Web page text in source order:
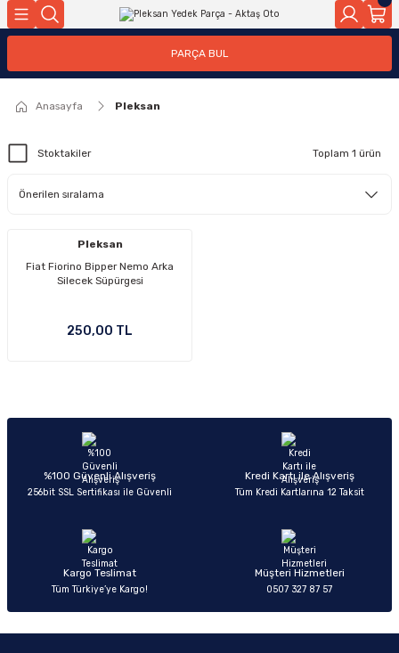
PARÇA BUL
Anasayfa Pleksan
Stoktakiler Toplam 1 ürün
Pleksan
Fiat Fiorino Bipper Nemo Arka
Silecek Süpürgesi
250,00 TL
%100 Güvenli Alışveriş
256bit SSL Sertifikası ile Güvenli
Kredi Kartı ile Alışveriş
Tüm Kredi Kartlarına 12 Taksit
Kargo Teslimat
Tüm Türkiye’ye Kargo!
Müşteri Hizmetleri
0507 327 87 57